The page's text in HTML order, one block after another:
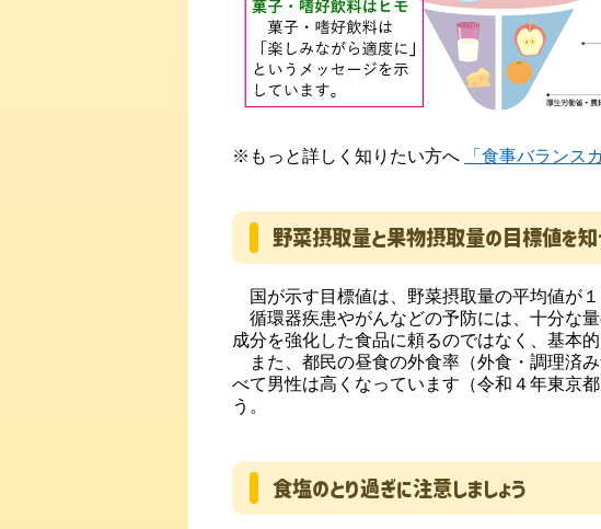
※もっと詳しく知りたい方へ 「食事バランス
野菜摂取量と果物摂取量の目標値を知
国が示す目標値は、野菜摂取量の平均値が
循環器疾患やがんなどの予防には、十分な
成分を強化した食品に頼るのではなく、基本
また、都民の昼食の外食率（外食・調理済
べて男性は高くなっています（令和４年東京
う。
食塩のとり過ぎに注意しましょう